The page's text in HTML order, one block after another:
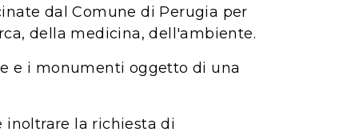
dal Comune di Perugia per
della medicina, dell'ambiente.
e i monumenti oggetto di una
inoltrare la richiesta di